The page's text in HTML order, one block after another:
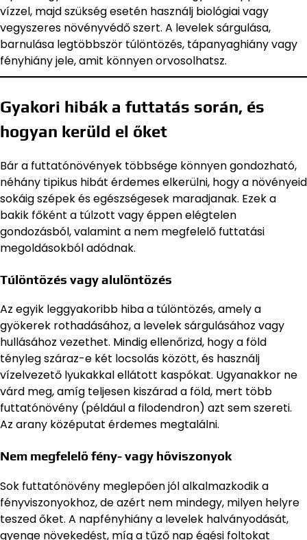
vízzel, majd szükség esetén használj biológiai vagy
vegyszeres növényvédő szert. A levelek sárgulása,
barnulása legtöbbször túlöntözés, tápanyaghiány vagy
fényhiány jele, amit könnyen orvosolhatsz.
Gyakori hibák a futtatás során, és
hogyan kerüld el őket
Bár a futtatónövények többsége könnyen gondozható,
néhány tipikus hibát érdemes elkerülni, hogy a növényeid
sokáig szépek és egészségesek maradjanak. Ezek a
bakik főként a túlzott vagy éppen elégtelen
gondozásból, valamint a nem megfelelő futtatási
megoldásokból adódnak.
Túlöntözés vagy alulöntözés
Az egyik leggyakoribb hiba a túlöntözés, amely a
gyökerek rothadásához, a levelek sárgulásához vagy
hullásához vezethet. Mindig ellenőrizd, hogy a föld
tényleg száraz-e két locsolás között, és használj
vízelvezető lyukakkal ellátott kaspókat. Ugyanakkor ne
várd meg, amíg teljesen kiszárad a föld, mert több
futtatónövény (például a filodendron) azt sem szereti.
Az arany középutat érdemes megtalálni.
Nem megfelelő fény- vagy hőviszonyok
Sok futtatónövény meglepően jól alkalmazkodik a
fényviszonyokhoz, de azért nem mindegy, milyen helyre
teszed őket. A napfényhiány a levelek halványodását,
gyenge növekedést, míg a tűző nap égési foltokat